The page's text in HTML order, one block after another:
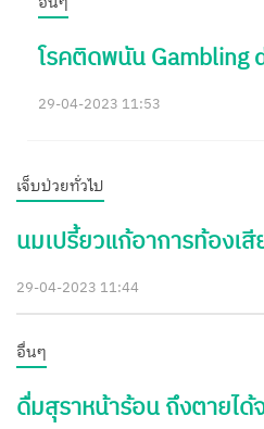
โรคติดพนัน Gambling
29-04-2023 11:53
เจ็บป่วยทั่วไป
นมเปรี้ยวแก้อาการท้องเสี
29-04-2023 11:44
อื่นๆ
ดื่มสุราหน้าร้อน ถึงตายได้